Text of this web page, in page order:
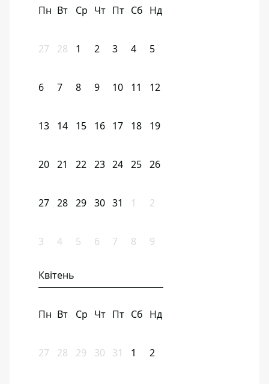
Пн Вт Ср Чт Пт Сб Нд
27 28 1 2 3 4 5
6 7 8 9 10 11 12
13 14 15 16 17 18 19
20 21 22 23 24 25 26
27 28 29 30 31 1 2
3 4 5 6 7 8 9
Квітень
Пн Вт Ср Чт Пт Сб Нд
27 28 29 30 31 1 2